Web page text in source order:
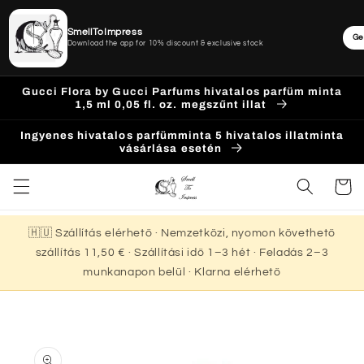
Ugrás a
tartalomhoz
Gucci Flora by Gucci Parfums hivatalos parfüm minta
1,5 ml 0,05 fl. oz. megszűnt illat
Ingyenes hivatalos parfümminta 5 hivatalos illatminta
vásárlása esetén
Kosár
🇭🇺 Szállítás elérhető · Nemzetközi, nyomon követhető
szállítás 11,50 € · Szállítási idő 1–3 hét · Feladás 2–3
munkanapon belül · Klarna elérhető
a
SmellToImpress
Download the app for 10% discount & exclusive stock